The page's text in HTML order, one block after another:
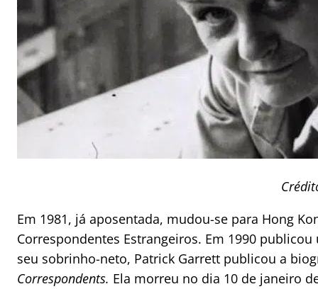
Em 1981, já aposentada, mudou-se para Hong
Correspondentes Estrangeiros. Em 1990
seu sobrinho-neto, Patrick Garrett publicou a
Correspondents. Ela morreu no dia 10 de janeiro